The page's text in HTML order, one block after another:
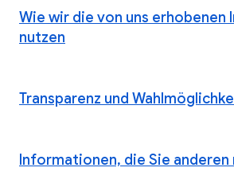
Wie wir die von uns erhobenen
nutzen
Transparenz und
Informationen, die Sie